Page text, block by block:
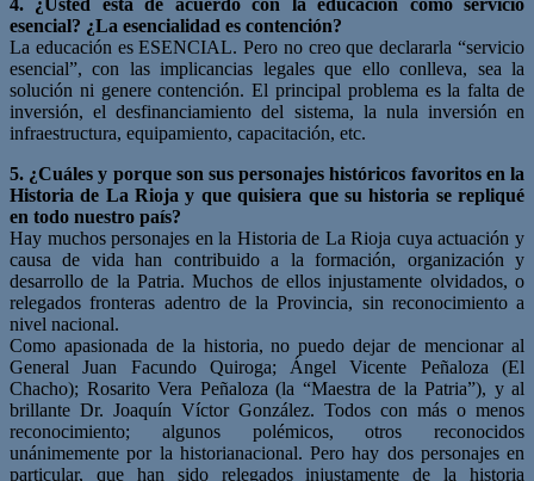
esencial? ¿La esencialidad es contención?
La educación es ESENCIAL. Pero no creo que declararla “servicio
esencial”, con las implicancias legales que ello conlleva, sea la
solución ni genere contención. El principal problema es la falta de
inversión, el desfinanciamiento del sistema, la nula inversión en
infraestructura, equipamiento, capacitación, etc.
5. ¿Cuáles y porque son sus personajes históricos favoritos en la
Historia de La Rioja y que quisiera que su historia se repliqué
en todo nuestro país?
Hay muchos personajes en la Historia de La Rioja cuya actuación y
causa de vida han contribuido a la formación, organización y
desarrollo de la Patria. Muchos de ellos injustamente olvidados, o
relegados fronteras adentro de la Provincia, sin reconocimiento a
nivel nacional.
Como apasionada de la historia, no puedo dejar de mencionar al
General Juan Facundo Quiroga; Ángel Vicente Peñaloza (El
Chacho); Rosarito Vera Peñaloza (la “Maestra de la Patria”), y al
brillante Dr. Joaquín Víctor González. Todos con más o menos
reconocimiento; algunos polémicos, otros reconocidos
unánimemente por la historianacional. Pero hay dos personajes en
particular, que han sido relegados injustamente de la historia